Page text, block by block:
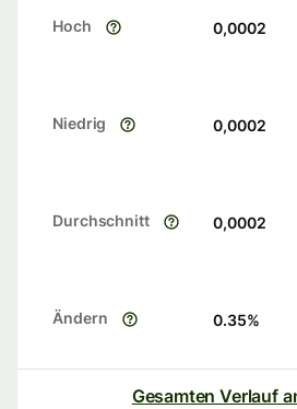
Hoch 0,0002
Niedrig 0,0002
Durchschnitt 0,0002
Ändern 0.35%
Gesamten Verlauf